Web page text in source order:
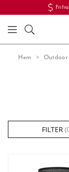
Fri
Hem Outdoor
FILTER (